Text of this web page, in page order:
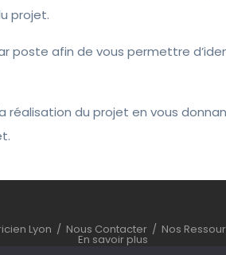
projet.
poste afin de vous permettre
réalisation du projet en vous
Lyon / Nous Contacter / Nos
En savoir plus